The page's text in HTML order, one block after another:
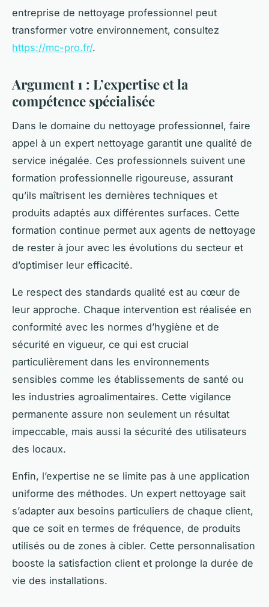
entreprise de nettoyage professionnel peut
transformer votre environnement, consultez
https://mc-pro.fr/.
Argument 1 : L’expertise et la
compétence spécialisée
Dans le domaine du nettoyage professionnel, faire
appel à un expert nettoyage garantit une qualité de
service inégalée. Ces professionnels suivent une
formation professionnelle rigoureuse, assurant
qu’ils maîtrisent les dernières techniques et
produits adaptés aux différentes surfaces. Cette
formation continue permet aux agents de nettoyage
de rester à jour avec les évolutions du secteur et
d’optimiser leur efficacité.
Le respect des standards qualité est au cœur de
leur approche. Chaque intervention est réalisée en
conformité avec les normes d’hygiène et de
sécurité en vigueur, ce qui est crucial
particulièrement dans les environnements
sensibles comme les établissements de santé ou
les industries agroalimentaires. Cette vigilance
permanente assure non seulement un résultat
impeccable, mais aussi la sécurité des utilisateurs
des locaux.
Enfin, l’expertise ne se limite pas à une application
uniforme des méthodes. Un expert nettoyage sait
s’adapter aux besoins particuliers de chaque client,
que ce soit en termes de fréquence, de produits
utilisés ou de zones à cibler. Cette personnalisation
booste la satisfaction client et prolonge la durée de
vie des installations.